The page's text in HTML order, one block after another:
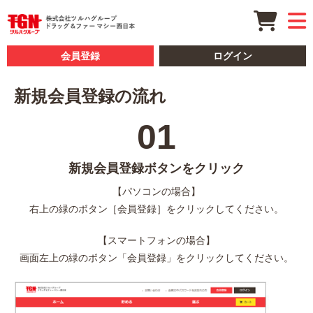
会員登録 ログイン
新規会員登録の流れ
01
新規会員登録ボタンをクリック
【パソコンの場合】
右上の緑のボタン［会員登録］をクリックしてください。
【スマートフォンの場合】
画面左上の緑のボタン「会員登録」をクリックしてください。